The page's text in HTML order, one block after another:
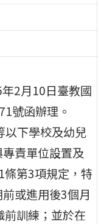
2月10日臺教國
號函辦理。
以下學校及幼兒
責單位設置及
條第3項規定，特
或進用後3個月
前訓練；並於在